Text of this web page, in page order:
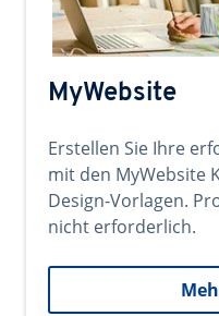
MyWebsite
Erstellen Sie Ihre
mit den MyWebsite
Design-Vorlagen.
nicht erforderlich.